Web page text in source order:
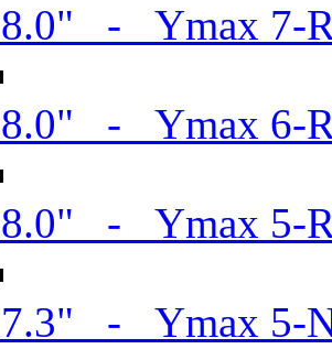
- Ymax 7-
- Ymax 6-
- Ymax 5-
- Ymax 5-